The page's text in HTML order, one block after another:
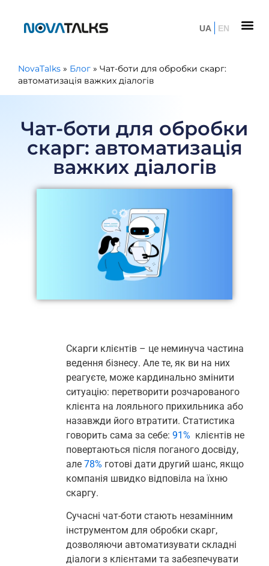
UA EN
NovaTalks » Блог » Чат-боти для обробки скарг:
автоматизація важких діалогів
Чат-боти для обробки
скарг: автоматизація
важких діалогів
Скарги клієнтів – це неминуча частина
ведення бізнесу. Але те, як ви на них
реагуєте, може кардинально змінити
ситуацію: перетворити розчарованого
клієнта на лояльного прихильника або
назавжди його втратити. Статистика
говорить сама за себе: 91% клієнтів не
повертаються після поганого досвіду,
але 78% готові дати другий шанс, якщо
компанія швидко відповіла на їхню
скаргу.
Сучасні чат-боти стають незамінним
інструментом для обробки скарг,
дозволяючи автоматизувати складні
діалоги з клієнтами та забезпечувати